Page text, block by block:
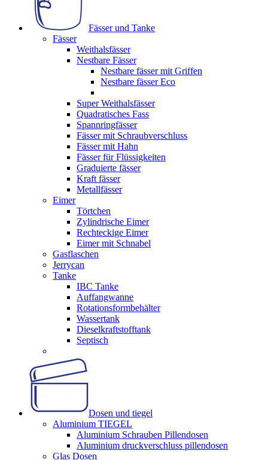
Fässer und Tanke
Fässer
Weithalsfässer
Nestbare Fässer
Nestbare fässer mit Griffen
Nestbare fässer Eco
Super Weithalsfässer
Quadratisches Fass
Spannringfässer
Fässer mit Schraubverschluss
Fässer mit Hahn
Fässer für Flüssigkeiten
Graduierte fässer
Kraft fässer
Metallfässer
Eimer
Törtchen
Zylindrische Eimer
Rechteckige Eimer
Eimer mit Schnabel
Gasflaschen
Jerrycan
Tanke
IBC Tanke
Auffangwanne
Rotationsformbehälter
Wassertank
Dieselkraftstofftank
Septisch
Dosen und tiegel
Aluminium TIEGEL
Aluminium Schrauben Pillendosen
Aluminium druckverschluss pillendosen
Glas Dosen